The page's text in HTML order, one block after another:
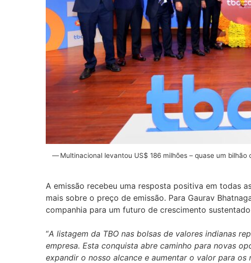
Multinacional levantou US$ 186 milhões – quase um bilhão
A emissão recebeu uma resposta positiva em todas
mais sobre o preço de emissão. Para Gaurav
companhia para um futuro de crescimento
“A listagem da TBO nas bolsas de valores indianas
empresa. Esta conquista abre caminho para novas
expandir o nosso alcance e aumentar o valor para os